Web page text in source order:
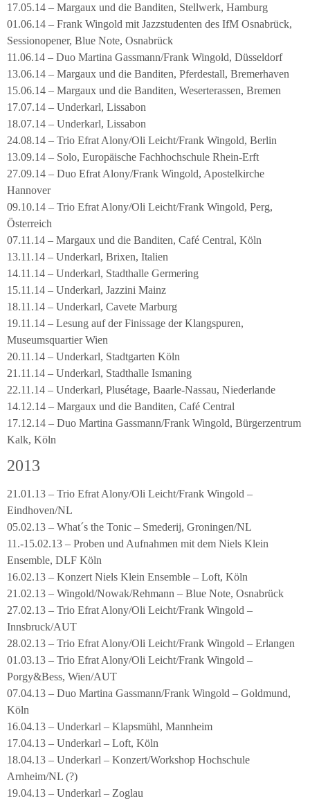
17.05.14 – Margaux und die Banditen, Stellwerk, Hamburg
01.06.14 – Frank Wingold mit Jazzstudenten des IfM Osnabrück,
Sessionopener, Blue Note, Osnabrück
11.06.14 – Duo Martina Gassmann/Frank Wingold, Düsseldorf
13.06.14 – Margaux und die Banditen, Pferdestall, Bremerhaven
15.06.14 – Margaux und die Banditen, Weserterassen, Bremen
17.07.14 – Underkarl, Lissabon
18.07.14 – Underkarl, Lissabon
24.08.14 – Trio Efrat Alony/Oli Leicht/Frank Wingold, Berlin
13.09.14 – Solo, Europäische Fachhochschule Rhein-Erft
27.09.14 – Duo Efrat Alony/Frank Wingold, Apostelkirche
Hannover
09.10.14 – Trio Efrat Alony/Oli Leicht/Frank Wingold, Perg,
Österreich
07.11.14 – Margaux und die Banditen, Café Central, Köln
13.11.14 – Underkarl, Brixen, Italien
14.11.14 – Underkarl, Stadthalle Germering
15.11.14 – Underkarl, Jazzini Mainz
18.11.14 – Underkarl, Cavete Marburg
19.11.14 – Lesung auf der Finissage der Klangspuren,
Museumsquartier Wien
20.11.14 – Underkarl, Stadtgarten Köln
21.11.14 – Underkarl, Stadthalle Ismaning
22.11.14 – Underkarl, Plusétage, Baarle-Nassau, Niederlande
14.12.14 – Margaux und die Banditen, Café Central
17.12.14 – Duo Martina Gassmann/Frank Wingold, Bürgerzentrum
Kalk, Köln
2013
21.01.13 – Trio Efrat Alony/Oli Leicht/Frank Wingold –
Eindhoven/NL
05.02.13 – What´s the Tonic – Smederij, Groningen/NL
11.-15.02.13 – Proben und Aufnahmen mit dem Niels Klein
Ensemble, DLF Köln
16.02.13 – Konzert Niels Klein Ensemble – Loft, Köln
21.02.13 – Wingold/Nowak/Rehmann – Blue Note, Osnabrück
27.02.13 – Trio Efrat Alony/Oli Leicht/Frank Wingold –
Innsbruck/AUT
28.02.13 – Trio Efrat Alony/Oli Leicht/Frank Wingold – Erlangen
01.03.13 – Trio Efrat Alony/Oli Leicht/Frank Wingold –
Porgy&Bess, Wien/AUT
07.04.13 – Duo Martina Gassmann/Frank Wingold – Goldmund,
Köln
16.04.13 – Underkarl – Klapsmühl, Mannheim
17.04.13 – Underkarl – Loft, Köln
18.04.13 – Underkarl – Konzert/Workshop Hochschule
Arnheim/NL (?)
19.04.13 – Underkarl – Zoglau